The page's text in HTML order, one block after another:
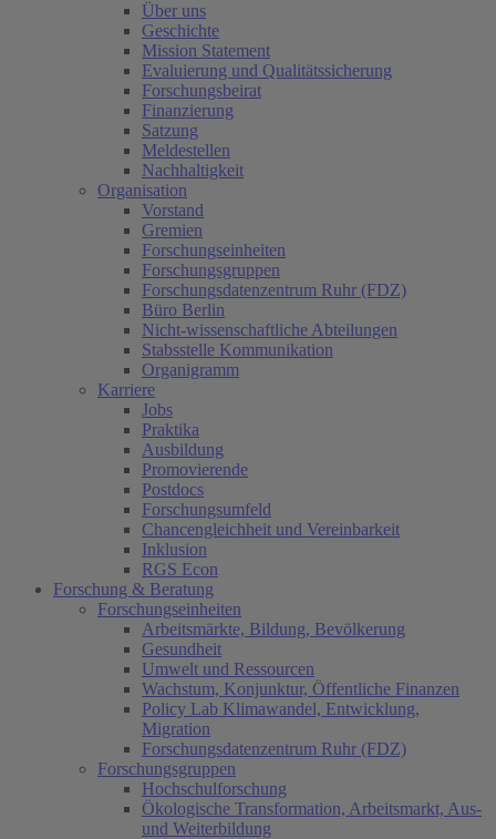
Über uns
Geschichte
Mission Statement
Evaluierung und Qualitätssicherung
Forschungsbeirat
Finanzierung
Satzung
Meldestellen
Nachhaltigkeit
Organisation
Vorstand
Gremien
Forschungseinheiten
Forschungsgruppen
Forschungsdatenzentrum Ruhr (FDZ)
Büro Berlin
Nicht-wissenschaftliche Abteilungen
Stabsstelle Kommunikation
Organigramm
Karriere
Jobs
Praktika
Ausbildung
Promovierende
Postdocs
Forschungsumfeld
Chancengleichheit und Vereinbarkeit
Inklusion
RGS Econ
Forschung & Beratung
Forschungseinheiten
Arbeitsmärkte, Bildung, Bevölkerung
Gesundheit
Umwelt und Ressourcen
Wachstum, Konjunktur, Öffentliche Finanzen
Policy Lab Klimawandel, Entwicklung,
Migration
Forschungsdatenzentrum Ruhr (FDZ)
Forschungsgruppen
Hochschulforschung
Ökologische Transformation, Arbeitsmarkt, Aus-
und Weiterbildung